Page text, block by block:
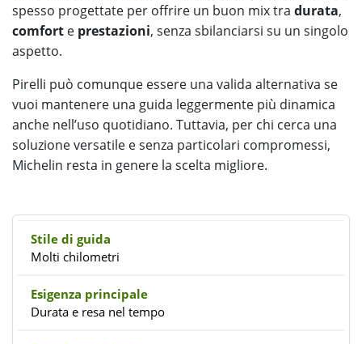
spesso progettate per offrire un buon mix tra durata,
comfort e prestazioni, senza sbilanciarsi su un singolo
aspetto.
Pirelli può comunque essere una valida alternativa se
vuoi mantenere una guida leggermente più dinamica
anche nell’uso quotidiano. Tuttavia, per chi cerca una
soluzione versatile e senza particolari compromessi,
Michelin resta in genere la scelta migliore.
Molti chilometri
Durata e resa nel tempo